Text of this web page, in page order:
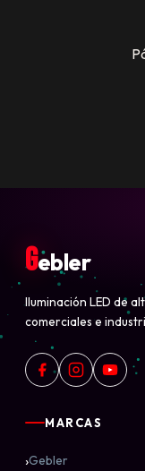
Gebler
Iluminación LED de
comerciales e
MARCAS
›Gebler